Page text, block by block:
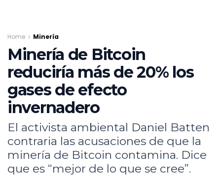
Home Minería
Minería de Bitcoin
reduciría más de 20% los
gases de efecto
invernadero
El activista ambiental Daniel Batten
contraria las acusaciones de que la
minería de Bitcoin contamina. Dice
que es “mejor de lo que se cree”.